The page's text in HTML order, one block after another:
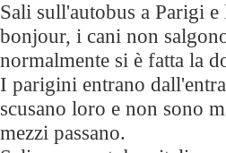
Sali sull'autobus a Parigi
bonjour, i cani non
normalmente si è fatta la
I parigini entrano
scusano loro e non sono
mezzi passano.